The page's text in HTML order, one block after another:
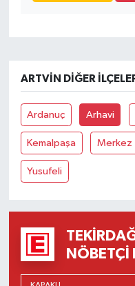
ARTVIN DIĞER
Ardanuç Arhavi
Kemalpaşa Merkez
Yusufeli
NÖBETÇI